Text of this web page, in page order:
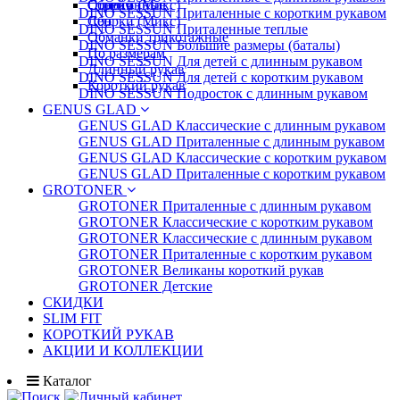
Стрейч
Лен
Сборки (Микс)
Однотонные
Сборки (Микс)
Обманки трикотажные
По размерам
DINO SESSUN Приталенные с коротким рукавом
DINO SESSUN Приталенные теплые
DINO SESSUN Большие размеры (баталы)
Длинный рукав
Короткий рукав
DINO SESSUN Для детей с длинным рукавом
DINO SESSUN Для детей с коротким рукавом
DINO SESSUN Подросток с длинным рукавом
GENUS GLAD
GENUS GLAD Классические с длинным рукавом
GENUS GLAD Приталенные с длинным рукавом
GENUS GLAD Классические с коротким рукавом
GENUS GLAD Приталенные с коротким рукавом
GROTONER
GROTONER Приталенные с длинным рукавом
GROTONER Классические с коротким рукавом
GROTONER Классические с длинным рукавом
GROTONER Приталенные с коротким рукавом
GROTONER Великаны короткий рукав
GROTONER Детские
СКИДКИ
SLIM FIT
КОРОТКИЙ РУКАВ
АКЦИИ И КОЛЛЕКЦИИ
Каталог